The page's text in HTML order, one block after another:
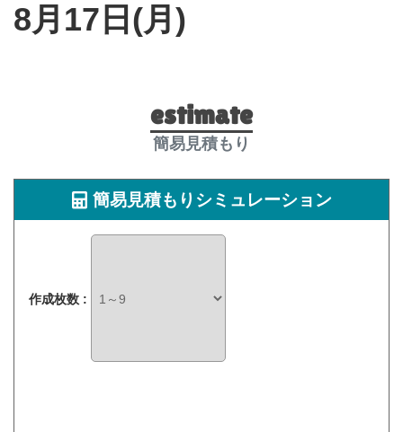
8月17日(月)
estimate
簡易見積もり
簡易見積もりシミュレーション
作成枚数 :